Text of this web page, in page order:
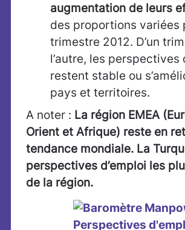
augmentation de leurs
des proportions variées
trimestre 2012. D’un
l’autre, les perspectives
restent stable ou
pays et territoires.
A noter : La région EMEA
Orient et Afrique) reste en
tendance mondiale. La
perspectives d’emploi les
de la région.